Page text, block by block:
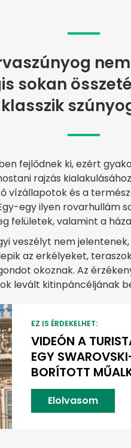
sokan
klasszik
fejlődnek ki, ezért
rajzás
vízállapotok és a
egy ilyen rovarhullám
felületek, valamint a
veszélyt nem
az erkélyeket,
okoznak. Az
levált kitinpáncéljának
EZ IS ÉRDEKELHET:
VIDEÓN A
EGY
BORÍTOTT
Elolvasom